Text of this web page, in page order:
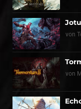
von
von